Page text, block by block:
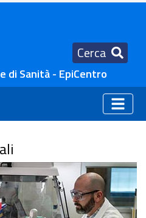
Cerca
di Sanità - EpiCentro